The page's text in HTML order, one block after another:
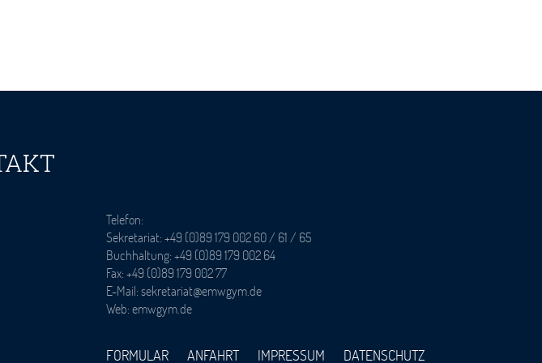
Telefon:
Sekretariat: +49 (0)89 179 002 60 / 61 / 65
Buchhaltung: +49 (0)89 179 002 64
Fax: +49 (0)89 179 002 77
E-Mail: sekretariat@emwgym.de
Web: emwgym.de
FORMULAR ANFAHRT IMPRESSUM DATENSCHUTZ